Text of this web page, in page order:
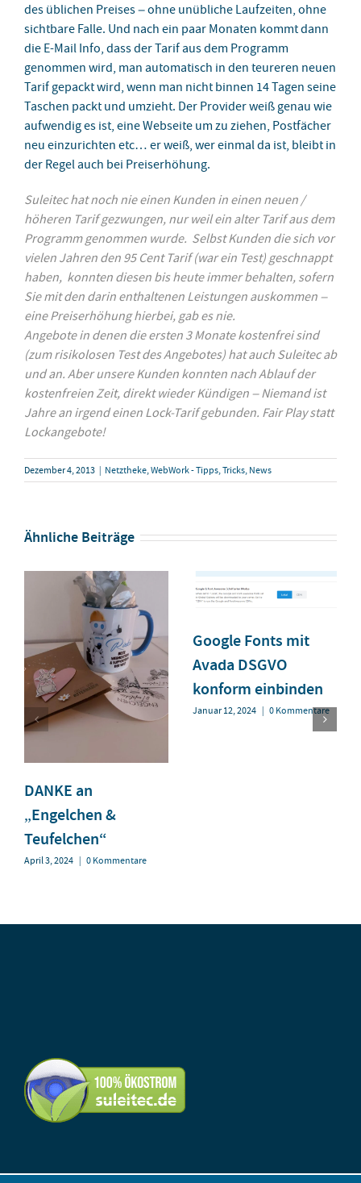
des üblichen Preises – ohne unübliche Laufzeiten, ohne
sichtbare Falle. Und nach ein paar Monaten kommt dann
die E-Mail Info, dass der Tarif aus dem Programm
genommen wird, man automatisch in den teureren neuen
Tarif gepackt wird, wenn man nicht binnen 14 Tagen seine
Taschen packt und umzieht. Der Provider weiß genau wie
aufwendig es ist, eine Webseite um zu ziehen, Postfächer
neu einzurichten etc… er weiß, wer einmal da ist, bleibt in
der Regel auch bei Preiserhöhung.
Suleitec hat noch nie einen Kunden in einen neuen /
höheren Tarif gezwungen, nur weil ein alter Tarif aus dem
Programm genommen wurde. Selbst Kunden die sich vor
vielen Jahren den 95 Cent Tarif (war ein Test) geschnappt
haben, konnten diesen bis heute immer behalten, sofern
Sie mit den darin enthaltenen Leistungen auskommen –
eine Preiserhöhung hierbei, gab es nie.
Angebote in denen die ersten 3 Monate kostenfrei sind
(zum risikolosen Test des Angebotes) hat auch Suleitec ab
und an. Aber unsere Kunden konnten nach Ablauf der
kostenfreien Zeit, direkt wieder Kündigen – Niemand ist
Jahre an irgend einen Lock-Tarif gebunden. Fair Play statt
Lockangebote!
Dezember 4, 2013 | Netztheke,WebWork - Tipps, Tricks, News
Ähnliche Beiträge
DANKE an
„Engelchen &
Teufelchen“
April 3, 2024 | 0 Kommentare
Google Fonts mit
Avada DSGVO
konform einbinden
Januar 12, 2024 | 0 Kommentare